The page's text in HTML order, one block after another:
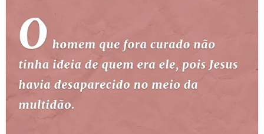
10 MANDAMENTOS
ESTUDOS BÍBLICOS
ESBOÇOS DE PREGAÇÃO
TEMAS